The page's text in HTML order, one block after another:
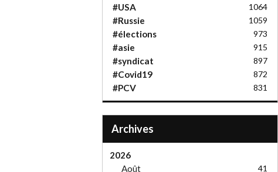
#USA 1064
#Russie 1059
#élections 973
#asie 915
#syndicat 897
#Covid19 872
#PCV 831
Archives
2026
Août
41